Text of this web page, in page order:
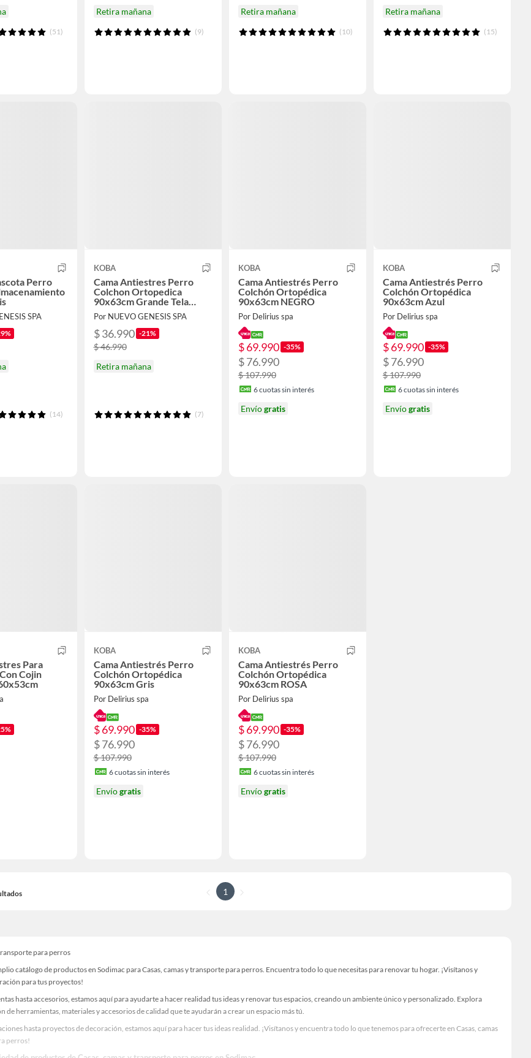
(51)
Retira mañana
(9)
Retira mañana
(10)
Retira mañana
(15)
Perro
SPA
(14)
KOBA
Cama Antiestres Perro
Colchon Ortopedica
90x63cm Grande Tela
Franela Azul Marino
Por NUEVO GENESIS SPA
$ 36.990 -21%
$ 46.990
Retira mañana
(7)
KOBA
Cama Antiestrés Perro
Colchón Ortopédica
90x63cm NEGRO
Por Delirius spa
$ 69.990 -35%
$ 76.990
$ 107.990
6cuotas sin interés
Envíogratis
KOBA
Cama Antiestrés Perro
Colchón Ortopédica
90x63cm Azul
Por Delirius spa
$ 69.990 -35%
$ 76.990
$ 107.990
6cuotas sin interés
Envíogratis
Para
Cojin
KOBA
Cama Antiestrés Perro
Colchón Ortopédica
90x63cm Gris
Por Delirius spa
$ 69.990 -35%
$ 76.990
$ 107.990
6cuotas sin interés
Envíogratis
KOBA
Cama Antiestrés Perro
Colchón Ortopédica
90x63cm ROSA
Por Delirius spa
$ 69.990 -35%
$ 76.990
$ 107.990
6cuotas sin interés
Envíogratis
1
para perros
catálogo de productos en Sodimac para Casas, camas y transporte para perros. Encuentra todo lo que necesitas para renovar tu hogar. ¡Visítanos y
para tus proyectos!
hasta accesorios, estamos aquí para ayudarte a hacer realidad tus ideas y renovar tus espacios, creando un ambiente único y personalizado. Explora
de herramientas, materiales y accesorios de calidad que te ayudarán a crear un espacio más tú.
hasta proyectos de decoración, estamos aquí para hacer tus ideas realidad. ¡Visítanos y encuentra todo lo que tenemos para ofrecerte en Casas, camas
perros!